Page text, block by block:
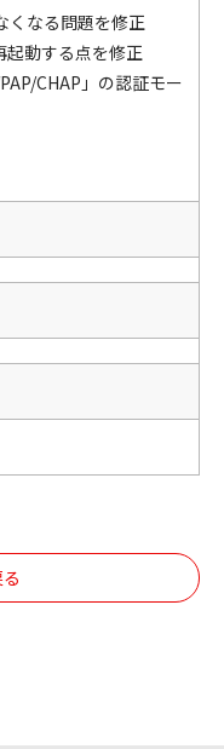
くなる問題を修正
起動する点を修正
CHAP」の認証モー